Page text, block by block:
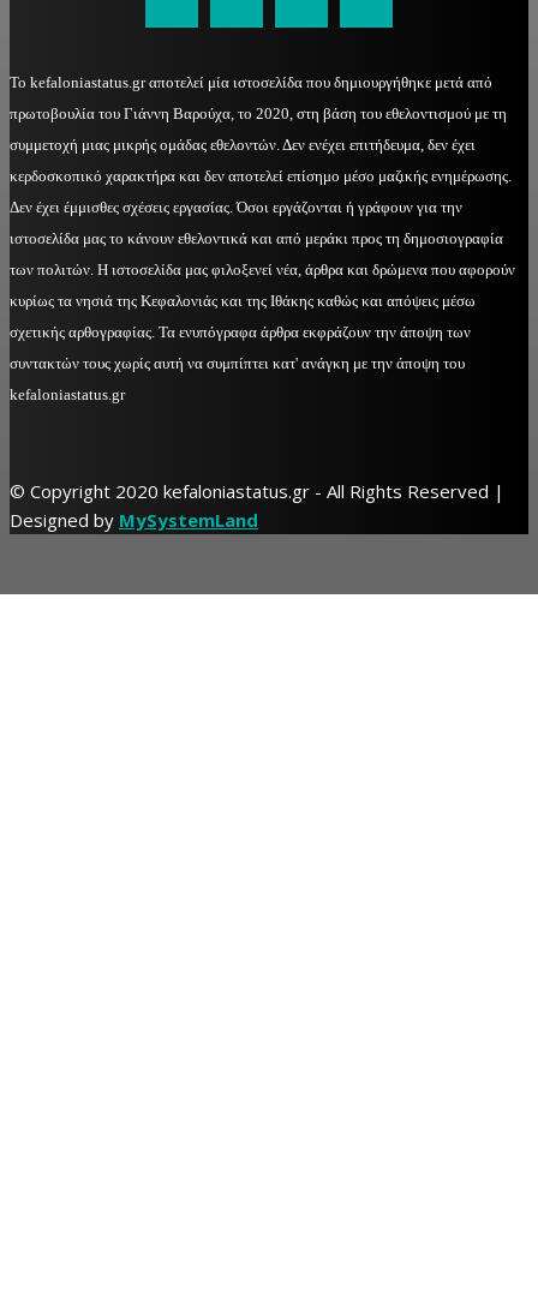
Το kefaloniastatus.gr αποτελεί μία ιστοσελίδα που δημιουργήθηκε μετά από
πρωτοβουλία του Γιάννη Βαρούχα, το 2020, στη βάση του εθελοντισμού με τη
συμμετοχή μιας μικρής ομάδας εθελοντών. Δεν ενέχει επιτήδευμα, δεν έχει
κερδοσκοπικό χαρακτήρα και δεν αποτελεί επίσημο μέσο μαζικής ενημέρωσης.
Δεν έχει έμμισθες σχέσεις εργασίας. Όσοι εργάζονται ή γράφουν για την
ιστοσελίδα μας το κάνουν εθελοντικά και από μεράκι προς τη δημοσιογραφία
των πολιτών. Η ιστοσελίδα μας φιλοξενεί νέα, άρθρα και δρώμενα που αφορούν
κυρίως τα νησιά της Κεφαλονιάς και της Ιθάκης καθώς και απόψεις μέσω
σχετικής αρθογραφίας. Τα ενυπόγραφα άρθρα εκφράζουν την άποψη των
συντακτών τους χωρίς αυτή να συμπίπτει κατ' ανάγκη με την άποψη του
kefaloniastatus.gr
© Copyright 2020 kefaloniastatus.gr - All Rights Reserved |
Designed by MySystemLand